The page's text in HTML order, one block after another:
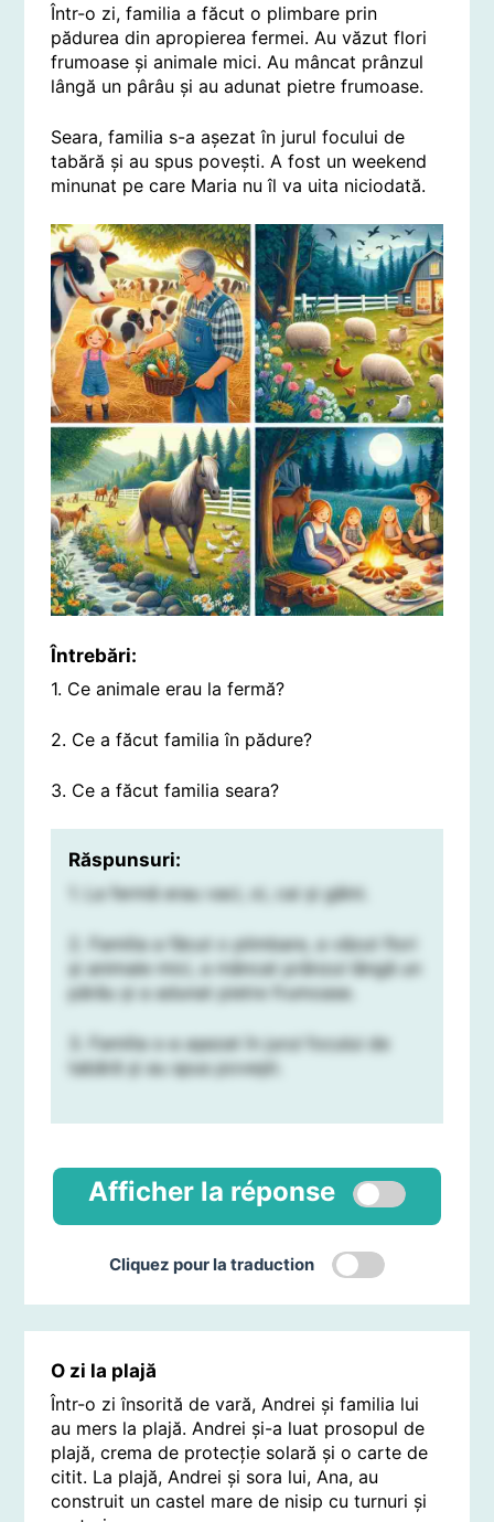
Într-o zi, familia a făcut o plimbare prin
pădurea din apropierea fermei. Au văzut flori
frumoase și animale mici. Au mâncat prânzul
lângă un pârâu și au adunat pietre frumoase.
Seara, familia s-a așezat în jurul focului de
tabără și au spus povești. A fost un weekend
minunat pe care Maria nu îl va uita niciodată.
Întrebări:
1. Ce animale erau la fermă?
2. Ce a făcut familia în pădure?
3. Ce a făcut familia seara?
Răspunsuri:
1. La fermă erau vaci, oi, cai și găini.
2. Familia a făcut o plimbare, a văzut flori
și animale mici, a mâncat prânzul lângă un
pârâu și a adunat pietre frumoase.
3. Familia s-a așezat în jurul focului de
tabără și au spus povești.
Afficher la réponse
Cliquez pour la traduction
O zi la plajă
Într-o zi însorită de vară, Andrei și familia lui
au mers la plajă. Andrei și-a luat prosopul de
plajă, crema de protecție solară și o carte de
citit. La plajă, Andrei și sora lui, Ana, au
construit un castel mare de nisip cu turnuri și